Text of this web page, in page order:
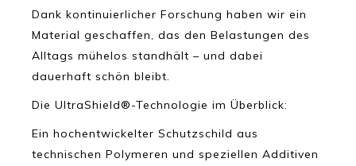
Dank kontinuierlicher Forschung haben wir ein
Material geschaffen, das den Belastungen des
Alltags mühelos standhält – und dabei
dauerhaft schön bleibt.
Die UltraShield®-Technologie im Überblick:
Ein hochentwickelter Schutzschild aus
technischen Polymeren und speziellen Additiven